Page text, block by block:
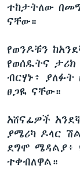
ተከታትለው
ናቸው።
የወንዶቹን
የወሰዱትና
ብርሃኑ፥
ፀጋዬ ናቸው።
አሸናፊዎች
ያሜሪካ ዶላር
ደግሞ ሜዳልያ፥
ተቀብለዋል።